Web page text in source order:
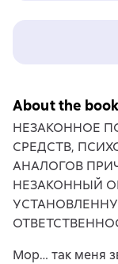
About the book
НЕЗАКОННОЕ
СРЕДСТВ,
АНАЛОГОВ
НЕЗАКОННЫЙ
Мор… так меня